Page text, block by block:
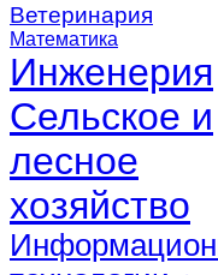
Ветеринария
Математика
Инженерия
Сельское и
лесное
хозяйство